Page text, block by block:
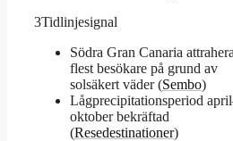
3Tidlinjesignal
Södra Gran Canaria
flest besökare på grund av
solsäkert väder (Sembo)
Lågprecipitationsperiod
oktober bekräftad
(Resedestinationer)